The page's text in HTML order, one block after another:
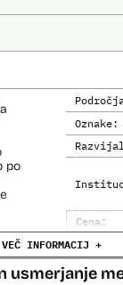
Oznake:
Cena:
po
VEČ INFORMACIJ +
usmerjanje